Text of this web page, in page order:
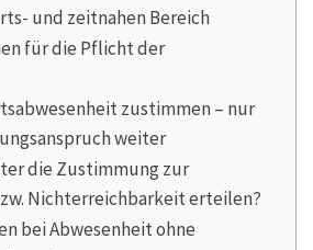
und zeitnahen Bereich
für die Pflicht der
zustimmen – nur
weiter
die Zustimmung zur
Nichterreichbarkeit erteilen?
bei Abwesenheit ohne